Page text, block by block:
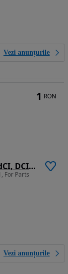
Vezi anunțurile
Pentru Piese, Renault Premium 420dCI, DCI 11 C J01, For Parts
For Parts
Vezi anunțurile
1 RON